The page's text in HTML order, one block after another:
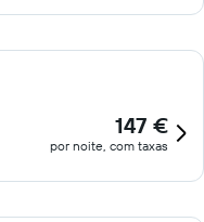
147 €
por noite, com taxas